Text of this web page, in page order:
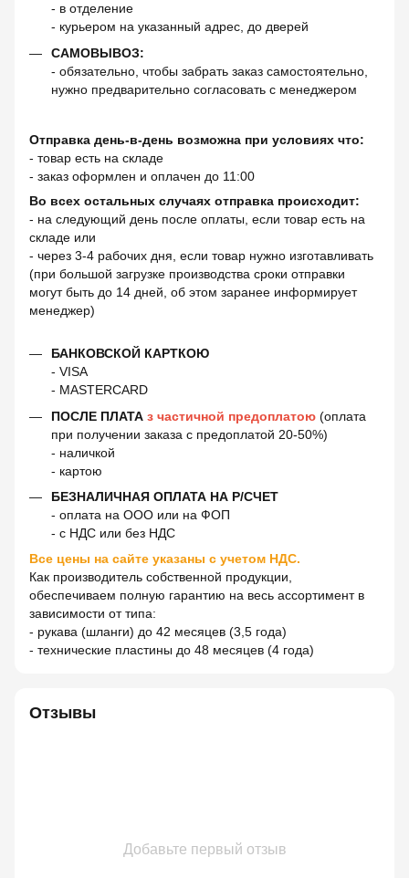
- в отделение
- курьером на указанный адрес, до дверей
САМОВЫВОЗ:
- обязательно, чтобы забрать заказ самостоятельно,
нужно предварительно согласовать с менеджером
Отправка день-в-день возможна при условиях что:
- товар есть на складе
- заказ оформлен и оплачен до 11:00
Во всех остальных случаях отправка происходит:
- на следующий день после оплаты, если товар есть на
складе или
- через 3-4 рабочих дня, если товар нужно изготавливать
(при большой загрузке производства сроки отправки
могут быть до 14 дней, об этом заранее информирует
менеджер)
БАНКОВСКОЙ КАРТКОЮ
- VISA
- MASTERCARD
ПОСЛЕ ПЛАТА з частичной предоплатою (оплата
при получении заказа с предоплатой 20-50%)
- наличкой
- картою
БЕЗНАЛИЧНАЯ ОПЛАТА НА Р/СЧЕТ
- оплата на ООО или на ФОП
- с НДС или без НДС
Все цены на сайте указаны с учетом НДС.
Как производитель собственной продукции,
обеспечиваем полную гарантию на весь ассортимент в
зависимости от типа:
- рукава (шланги) до 42 месяцев (3,5 года)
- технические пластины до 48 месяцев (4 года)
Отзывы
Добавьте первый отзыв